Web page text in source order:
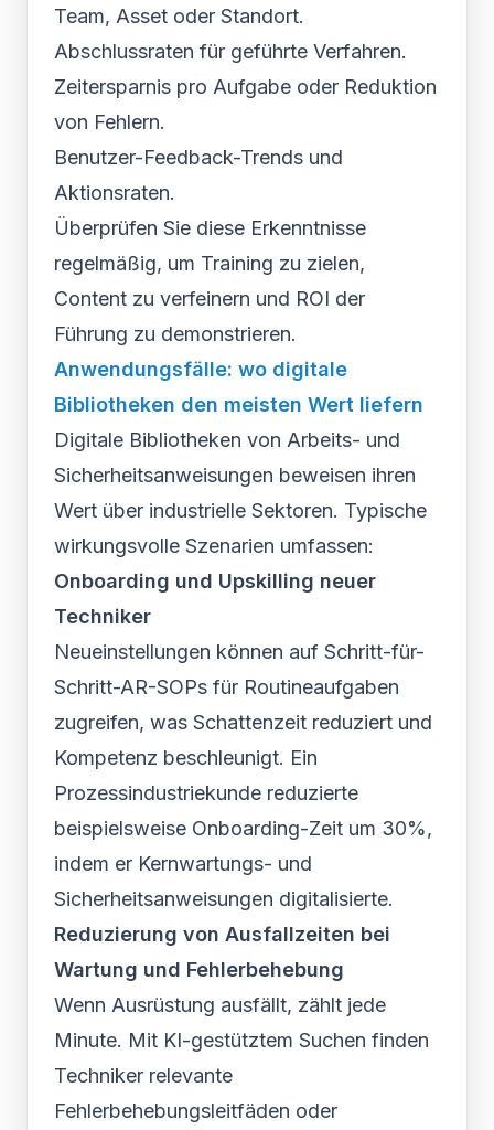
Team, Asset oder Standort.
Abschlussraten für geführte Verfahren.
Zeitersparnis pro Aufgabe oder Reduktion
von Fehlern.
Benutzer-Feedback-Trends und
Aktionsraten.
Überprüfen Sie diese Erkenntnisse
regelmäßig, um Training zu zielen,
Content zu verfeinern und ROI der
Führung zu demonstrieren.
Anwendungsfälle: wo digitale
Bibliotheken den meisten Wert liefern
Digitale Bibliotheken von Arbeits- und
Sicherheitsanweisungen beweisen ihren
Wert über industrielle Sektoren. Typische
wirkungsvolle Szenarien umfassen:
Onboarding und Upskilling neuer
Techniker
Neueinstellungen können auf Schritt-für-
Schritt-AR-SOPs für Routineaufgaben
zugreifen, was Schattenzeit reduziert und
Kompetenz beschleunigt. Ein
Prozessindustriekunde reduzierte
beispielsweise Onboarding-Zeit um 30%,
indem er Kernwartungs- und
Sicherheitsanweisungen digitalisierte.
Reduzierung von Ausfallzeiten bei
Wartung und Fehlerbehebung
Wenn Ausrüstung ausfällt, zählt jede
Minute. Mit KI-gestütztem Suchen finden
Techniker relevante
Fehlerbehebungsleitfäden oder